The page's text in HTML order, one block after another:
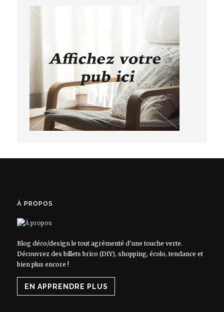
À PROPOS
Blog déco/design le tout agrémenté d'une touche verte.
Découvrez des billets brico (DIY), shopping, écolo, tendance et
bien plus encore !
EN APPRENDRE PLUS